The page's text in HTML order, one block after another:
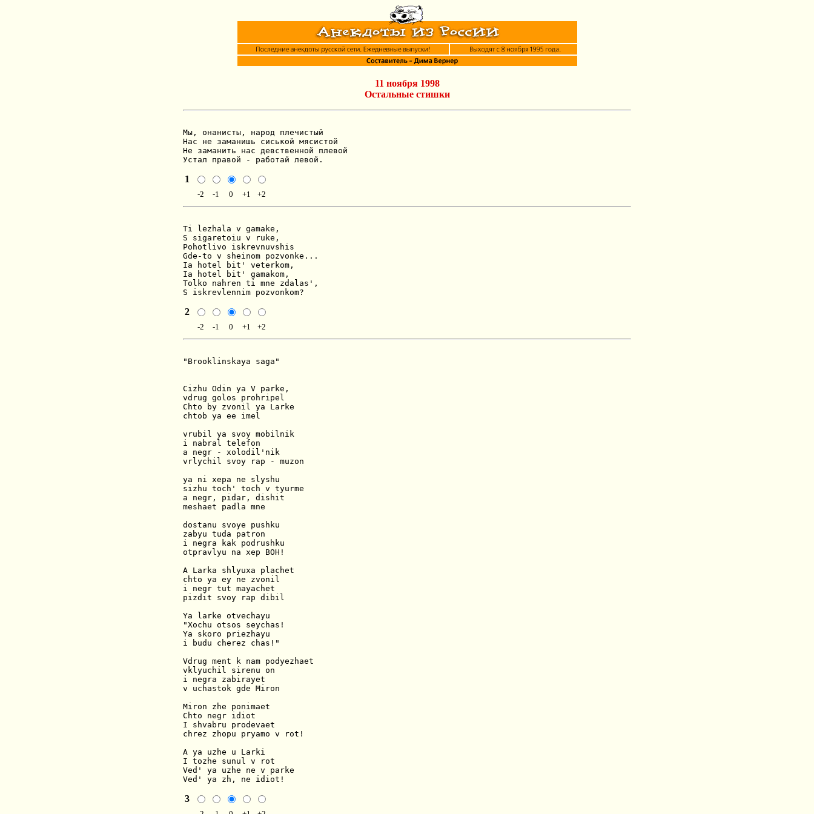
11 ноября 1998
Остальные стишки
Мы, онанисты, народ плечистый
Нас не заманишь сиськой мясистой
Не заманить нас девственной плевой
Устал правой - работай левой.
1
-2 -1 0 +1 +2
Ti lezhala v gamake,
S sigaretoiu v ruke,
Pohotlivo iskrevnuvshis
Gde-to v sheinom pozvonke...
Ia hotel bit' veterkom,
Ia hotel bit' gamakom,
Tolko nahren ti mne zdalas',
S iskrevlennim pozvonkom?
2
-2 -1 0 +1 +2
"Brooklinskaya saga"
Cizhu Odin ya V parke,
vdrug golos prohripel
Chto by zvonil ya Larke
chtob ya ee imel
vrubil ya svoy mobilnik
i nabral telefon
a negr - xolodil'nik
vrlychil svoy rap - muzon
ya ni xepa ne slyshu
sizhu toch' toch v tyurme
a negr, pidar, dishit
meshaet padla mne
dostanu svoye pushku
zabyu tuda patron
i negra kak podrushku
otpravlyu na xep BOH!
A Larka shlyuxa plachet
chto ya ey ne zvonil
i negr tut mayachet
pizdit svoy rap dibil
Ya larke otvechayu
"Xochu otsos seychas!
Ya skoro priezhayu
i budu cherez chas!"
Vdrug ment k nam podyezhaet
vklyuchil sirenu on
i negra zabirayet
v uchastok gde Miron
Miron zhe ponimaet
Chto negr idiot
I shvabru prodevaet
chrez zhopu pryamo v rot!
A ya uzhe u Larki
I tozhe sunul v rot
Ved' ya uzhe ne v parke
Ved' ya zh, ne idiot!
3